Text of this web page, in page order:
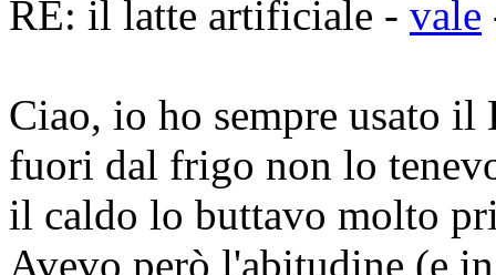
RE: il latte artificiale - vale
Ciao, io ho sempre usato
fuori dal frigo non lo
il caldo lo buttavo molto
Avevo però l'abitudine (e